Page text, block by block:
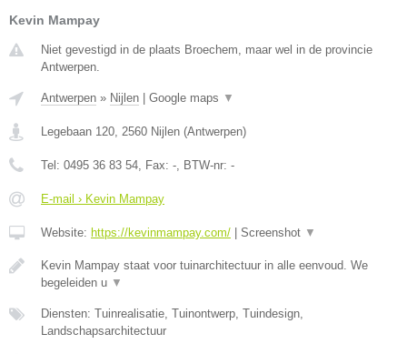
Kevin Mampay
Niet gevestigd in de plaats Broechem, maar wel in de provincie
Antwerpen.
Antwerpen » Nijlen Google maps ▼
Legebaan 120, 2560 Nijlen (Antwerpen)
Tel: 0495 36 83 54, Fax: -, BTW-nr: -
E-mail › Kevin Mampay
Website: https://kevinmampay.com/ Screenshot ▼
Kevin Mampay staat voor tuinarchitectuur in alle eenvoud. We
begeleiden u ▼
Diensten: Tuinrealisatie, Tuinontwerp, Tuindesign,
Landschapsarchitectuur